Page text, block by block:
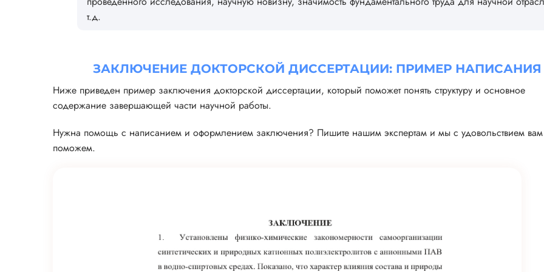
т.д.
ЗАКЛЮЧЕНИЕ ДОКТОРСКОЙ ДИССЕРТАЦИИ: ПРИМЕР НАПИСАНИЯ
Ниже приведен пример заключения докторской диссертации, который поможет понять структуру и основное
содержание завершающей части научной работы.
Нужна помощь с написанием и оформлением заключения? Пишите нашим экспертам и мы с удовольствием вам
поможем.